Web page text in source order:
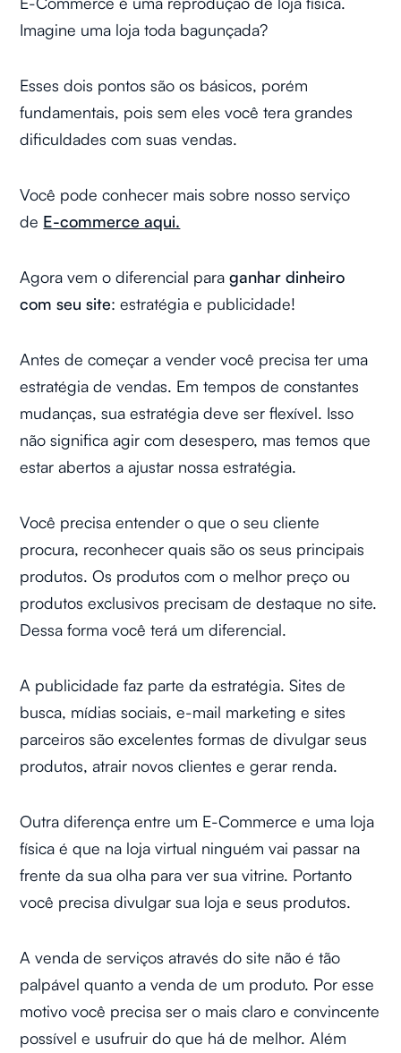
Imagine uma loja toda bagunçada?
Esses dois pontos são os básicos, porém
fundamentais, pois sem eles você tera grandes
dificuldades com suas vendas.
Você pode conhecer mais sobre nosso serviço
de E-commerce aqui.
Agora vem o diferencial paraganhar dinheiro
com seu site: estratégia e publicidade!
Antes de começar a vender você precisa ter uma
estratégia de vendas. Em tempos de constantes
mudanças, sua estratégia deve ser flexível. Isso
não significa agir com desespero, mas temos que
estar abertos a ajustar nossa estratégia.
Você precisa entender o que o seu cliente
procura, reconhecer quais são os seus principais
produtos. Os produtos com o melhor preço ou
produtos exclusivos precisam de destaque no site.
Dessa forma você terá um diferencial.
A publicidade faz parte da estratégia. Sites de
busca, mídias sociais, e-mail marketing e sites
parceiros são excelentes formas de divulgar seus
produtos, atrair novos clientes e gerar renda.
Outra diferença entre um E-Commerce e uma loja
física é que na loja virtual ninguém vai passar na
frente da sua olha para ver sua vitrine. Portanto
você precisa divulgar sua loja e seus produtos.
A venda de serviços através do site não é tão
palpável quanto a venda de um produto. Por esse
motivo você precisa ser o mais claro e convincente
possível e usufruir do que há de melhor. Além